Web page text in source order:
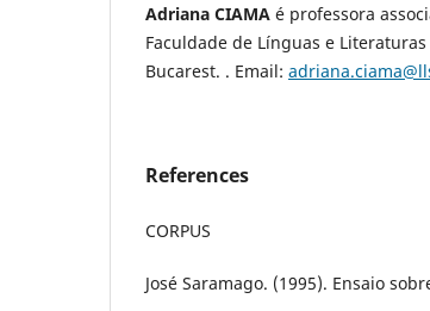
Adriana CIAMA é professora
Faculdade de Línguas e
Bucarest. . Email:
References
CORPUS
José Saramago. (1995). Ensaio